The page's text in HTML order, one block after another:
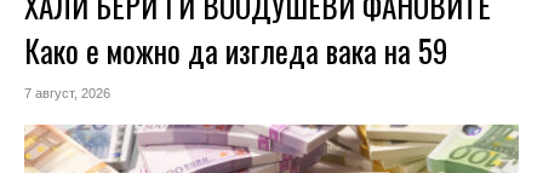
Како е можно да изгледа вака на 59
7 август, 2026